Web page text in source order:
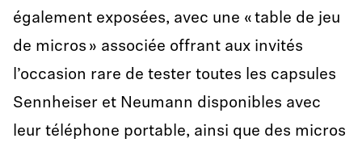
également exposées, avec une « table de jeu
de micros » associée offrant aux invités
l’occasion rare de tester toutes les capsules
Sennheiser et Neumann disponibles avec
leur téléphone portable, ainsi que des micros